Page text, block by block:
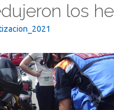
los